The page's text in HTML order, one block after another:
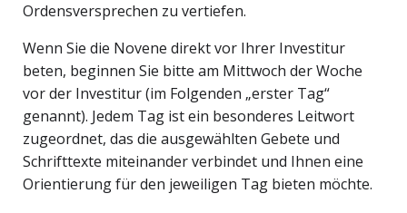
Ordensversprechen zu vertiefen.
Wenn Sie die Novene direkt vor Ihrer Investitur
beten, beginnen Sie bitte am Mittwoch der Woche
vor der Investitur (im Folgenden „erster Tag“
genannt). Jedem Tag ist ein besonderes Leitwort
zugeordnet, das die ausgewählten Gebete und
Schrifttexte miteinander verbindet und Ihnen eine
Orientierung für den jeweiligen Tag bieten möchte.